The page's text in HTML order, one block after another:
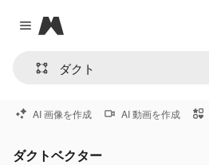
Close menu
Magnific
AI 画像を作成 AI 動画を作成
ダクトベクター